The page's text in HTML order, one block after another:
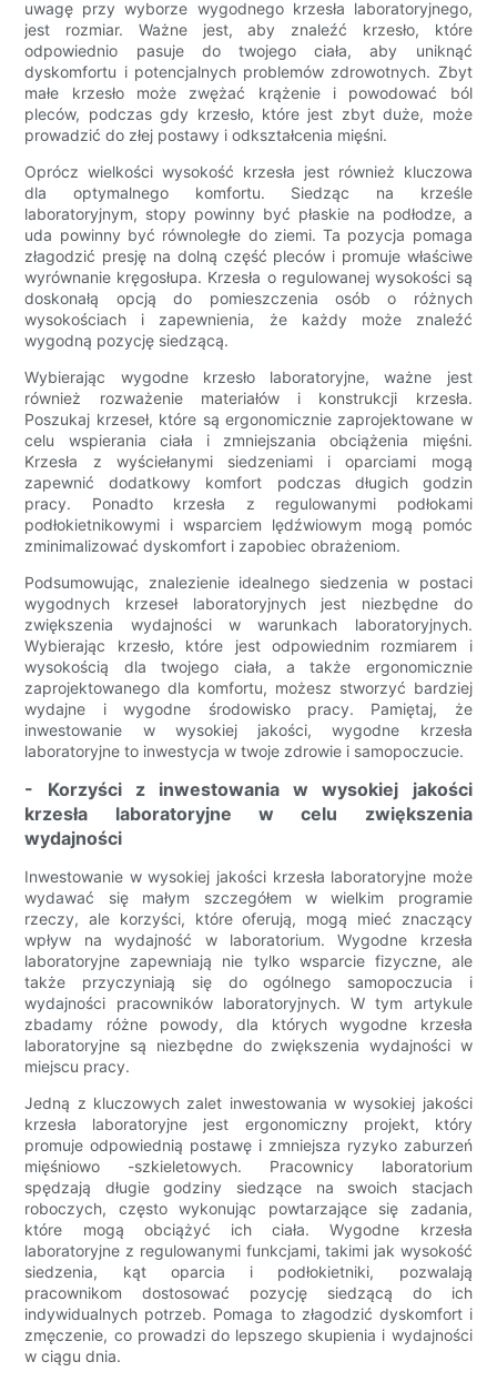
uwagę przy wyborze wygodnego krzesła laboratoryjnego,
jest rozmiar. Ważne jest, aby znaleźć krzesło, które
odpowiednio pasuje do twojego ciała, aby uniknąć
dyskomfortu i potencjalnych problemów zdrowotnych. Zbyt
małe krzesło może zwężać krążenie i powodować ból
pleców, podczas gdy krzesło, które jest zbyt duże, może
prowadzić do złej postawy i odkształcenia mięśni.
Oprócz wielkości wysokość krzesła jest również kluczowa
dla optymalnego komfortu. Siedząc na krześle
laboratoryjnym, stopy powinny być płaskie na podłodze, a
uda powinny być równoległe do ziemi. Ta pozycja pomaga
złagodzić presję na dolną część pleców i promuje właściwe
wyrównanie kręgosłupa. Krzesła o regulowanej wysokości są
doskonałą opcją do pomieszczenia osób o różnych
wysokościach i zapewnienia, że ​​każdy może znaleźć
wygodną pozycję siedzącą.
Wybierając wygodne krzesło laboratoryjne, ważne jest
również rozważenie materiałów i konstrukcji krzesła.
Poszukaj krzeseł, które są ergonomicznie zaprojektowane w
celu wspierania ciała i zmniejszania obciążenia mięśni.
Krzesła z wyściełanymi siedzeniami i oparciami mogą
zapewnić dodatkowy komfort podczas długich godzin
pracy. Ponadto krzesła z regulowanymi podłokami
podłokietnikowymi i wsparciem lędźwiowym mogą pomóc
zminimalizować dyskomfort i zapobiec obrażeniom.
Podsumowując, znalezienie idealnego siedzenia w postaci
wygodnych krzeseł laboratoryjnych jest niezbędne do
zwiększenia wydajności w warunkach laboratoryjnych.
Wybierając krzesło, które jest odpowiednim rozmiarem i
wysokością dla twojego ciała, a także ergonomicznie
zaprojektowanego dla komfortu, możesz stworzyć bardziej
wydajne i wygodne środowisko pracy. Pamiętaj, że
inwestowanie w wysokiej jakości, wygodne krzesła
laboratoryjne to inwestycja w twoje zdrowie i samopoczucie.
- Korzyści z inwestowania w wysokiej jakości
krzesła laboratoryjne w celu zwiększenia
wydajności
Inwestowanie w wysokiej jakości krzesła laboratoryjne może
wydawać się małym szczegółem w wielkim programie
rzeczy, ale korzyści, które oferują, mogą mieć znaczący
wpływ na wydajność w laboratorium. Wygodne krzesła
laboratoryjne zapewniają nie tylko wsparcie fizyczne, ale
także przyczyniają się do ogólnego samopoczucia i
wydajności pracowników laboratoryjnych. W tym artykule
zbadamy różne powody, dla których wygodne krzesła
laboratoryjne są niezbędne do zwiększenia wydajności w
miejscu pracy.
Jedną z kluczowych zalet inwestowania w wysokiej jakości
krzesła laboratoryjne jest ergonomiczny projekt, który
promuje odpowiednią postawę i zmniejsza ryzyko zaburzeń
mięśniowo -szkieletowych. Pracownicy laboratorium
spędzają długie godziny siedzące na swoich stacjach
roboczych, często wykonując powtarzające się zadania,
które mogą obciążyć ich ciała. Wygodne krzesła
laboratoryjne z regulowanymi funkcjami, takimi jak wysokość
siedzenia, kąt oparcia i podłokietniki, pozwalają
pracownikom dostosować pozycję siedzącą do ich
indywidualnych potrzeb. Pomaga to złagodzić dyskomfort i
zmęczenie, co prowadzi do lepszego skupienia i wydajności
w ciągu dnia.